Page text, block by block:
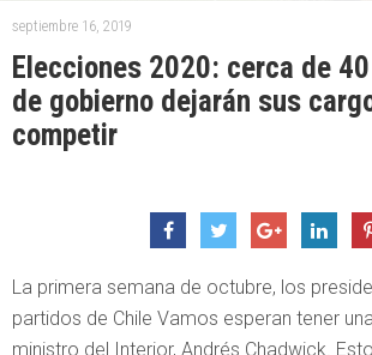
septiembre 16, 2019
Elecciones 2020: cerca de
de gobierno dejarán sus
competir
La primera semana de octubre, los
partidos de Chile Vamos esperan tener
ministro del Interior, Andrés Chadwick.